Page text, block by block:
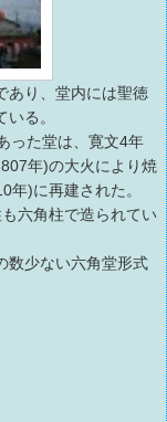
あり、堂内には聖徳
る。
った堂は、寛文4年
年)の大火により焼
年)に再建された。
六角柱で造られてい
数少ない六角堂形式